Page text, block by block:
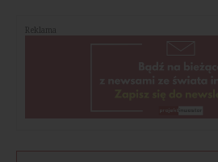
Reklama